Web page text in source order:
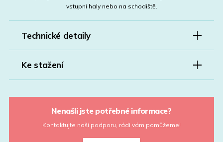
vstupní haly nebo na schodiště.
Technické detaily
Ke stažení
Nenašli jste potřebné informace?
Kontaktujte naší podporu, rádi vám pomůžeme!